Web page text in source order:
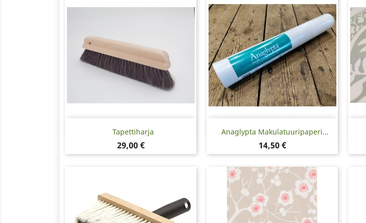
Tapettiharja
Hinta
29,00 €
Pikakatselu Anaglypta Makulatuuripaperi...
Hinta
14,50 €
Pikakatselu